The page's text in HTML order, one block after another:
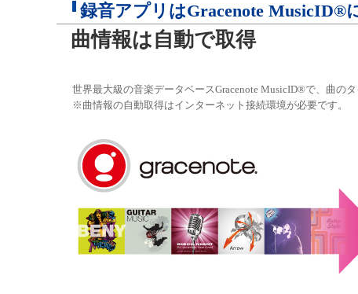
録音アプリはGracenote MusicID®
曲情報は自動で取得
世界最大級の音楽データベースGracenote MusicID®で、曲の
※曲情報の自動取得はインターネット接続環境が必要です。